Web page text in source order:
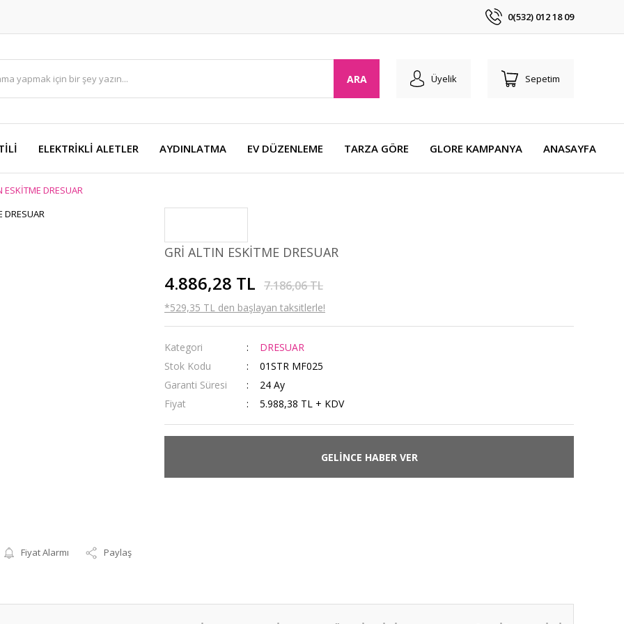
0(532) 012 18 09
ARA Üyelik Sepetim
ELEKTRİKLİ ALETLER AYDINLATMA EV DÜZENLEME TARZA GÖRE GLORE KAMPANYA ANASAYFA
ESKİTME DRESUAR
Fiyat Alarmı Paylaş
GRİ ALTIN ESKİTME DRESUAR
4.886,28 TL 7.186,06 TL
*529,35 TL den başlayan taksitlerle!
Kategori
DRESUAR
Stok Kodu
01STR MF025
Garanti Süresi
24 Ay
Fiyat
5.988,38 TL + KDV
GELİNCE HABER VER